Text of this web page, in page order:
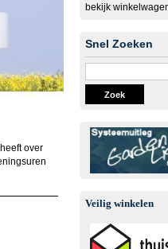
over
bekijk
Snel Zoeken
Zoek
Veilig winkelen